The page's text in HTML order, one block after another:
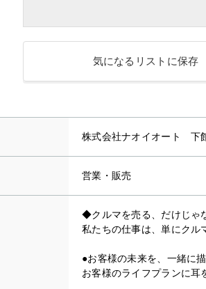
気になるリストに保存
株式会社ナオイオート 下
営業・販売
◆クルマを売る、だけじゃ
私たちの仕事は、単にクル
●お客様の未来を、一緒に描
お客様のライフプランに耳